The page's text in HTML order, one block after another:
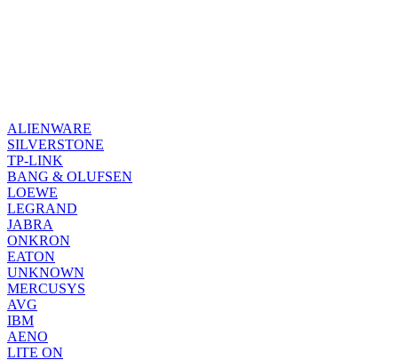
ALIENWARE
SILVERSTONE
TP-LINK
BANG & OLUFSEN
LOEWE
LEGRAND
JABRA
ONKRON
EATON
UNKNOWN
MERCUSYS
AVG
IBM
AENO
LITE ON